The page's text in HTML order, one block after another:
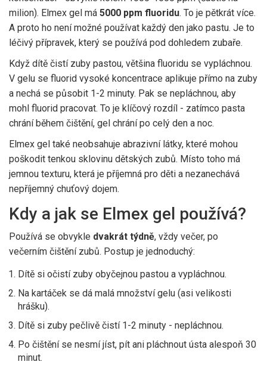
milion). Elmex gel má 5000 ppm fluoridu. To je pětkrát více.
A proto ho není možné používat každý den jako pastu. Je to
léčivý přípravek, který se používá pod dohledem zubaře.
Když dítě čistí zuby pastou, většina fluoridu se vypláchnou.
V gelu se fluorid vysoké koncentrace aplikuje přímo na zuby
a nechá se působit 1-2 minuty. Pak se nepláchnou, aby
mohl fluorid pracovat. To je klíčový rozdíl - zatímco pasta
chrání během čištění, gel chrání po celý den a noc.
Elmex gel také neobsahuje abrazivní látky, které mohou
poškodit tenkou sklovinu dětských zubů. Místo toho má
jemnou texturu, která je příjemná pro děti a nezanechává
nepříjemný chuťový dojem.
Kdy a jak se Elmex gel používá?
Používá se obvykle dvakrát týdně, vždy večer, po
večerním čištění zubů. Postup je jednoduchý:
Dítě si očistí zuby obyčejnou pastou a vypláchnou.
Na kartáček se dá malá množství gelu (asi velikosti
hrášku).
Dítě si zuby pečlivě čistí 1-2 minuty - nepláchnou.
Po čištění se nesmí jíst, pít ani pláchnout ústa alespoň 30
minut.